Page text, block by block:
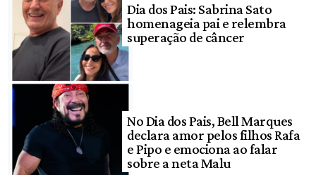
Dia dos Pais: Sabrina Sato
homenageia pai e relembra
superação de câncer
No Dia dos Pais, Bell Marques
declara amor pelos filhos Rafa
e Pipo e emociona ao falar
sobre a neta Malu